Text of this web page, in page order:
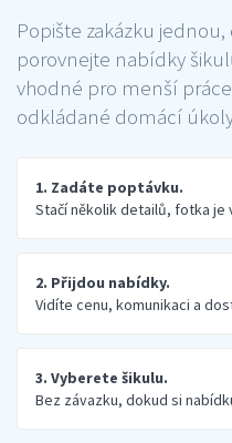
Popište zakázku
porovnejte nabídky
vhodné pro menší
odkládané domácí
1. Zadáte poptávku.
Stačí několik detailů, fotka je
2. Přijdou nabídky.
Vidíte cenu, komunikaci a
3. Vyberete šikulu.
Bez závazku, dokud si